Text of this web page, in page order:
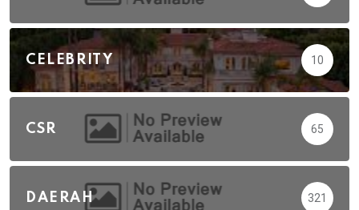
CELEBRITY 10
CSR 65
DAERAH 321